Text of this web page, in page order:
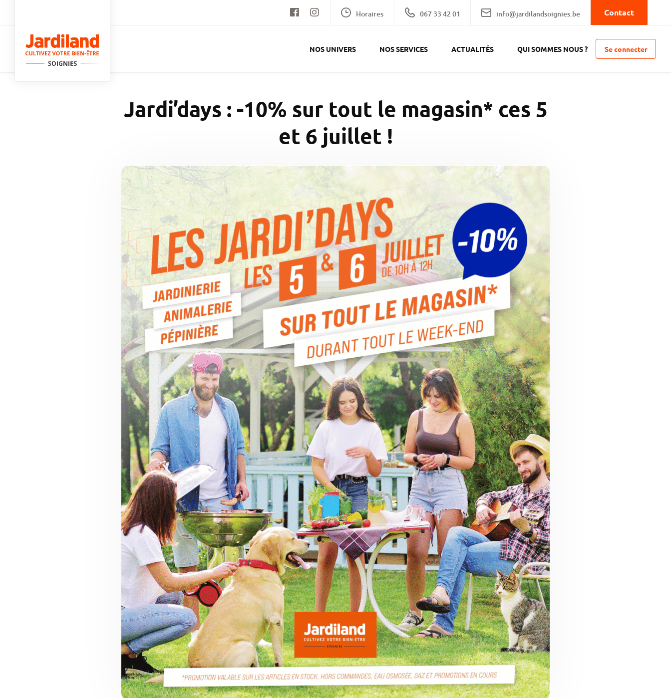
Horaires 067 33 42 01 info@jardilandsoignies.be Contact
NOS UNIVERS NOS SERVICES ACTUALITÉS QUI SOMMES NOUS ? Se connecter
Jardi’days : -10% sur tout le magasin* ces 5
et 6 juillet !